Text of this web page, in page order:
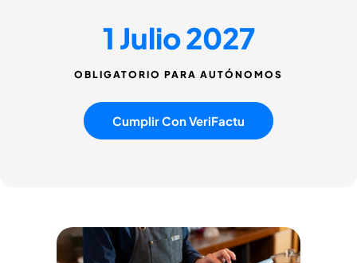
1 Julio 2027
OBLIGATORIO PARA AUTÓNOMOS
Cumplir Con VeriFactu